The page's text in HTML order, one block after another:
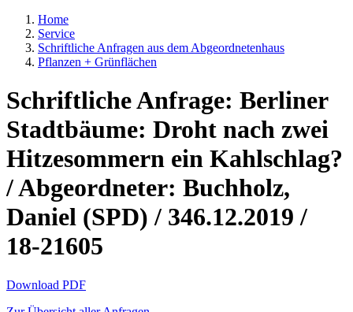
Home
Service
Schriftliche Anfragen aus dem Abgeordnetenhaus
Pflanzen + Grünflächen
Schriftliche Anfrage: Berliner
Stadtbäume: Droht nach zwei
Hitzesommern ein Kahlschlag?
/ Abgeordneter: Buchholz,
Daniel (SPD) / 346.12.2019 /
18-21605
Download PDF